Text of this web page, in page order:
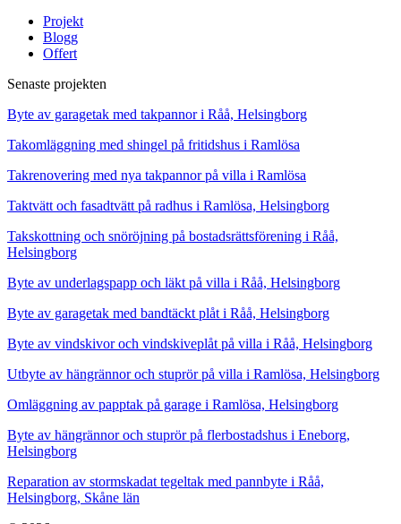
Projekt
Blogg
Offert
Senaste projekten
Byte av garagetak med takpannor i Råå, Helsingborg
Takomläggning med shingel på fritidshus i Ramlösa
Takrenovering med nya takpannor på villa i Ramlösa
Taktvätt och fasadtvätt på radhus i Ramlösa, Helsingborg
Takskottning och snöröjning på bostadsrättsförening i Råå,
Helsingborg
Byte av underlagspapp och läkt på villa i Råå, Helsingborg
Byte av garagetak med bandtäckt plåt i Råå, Helsingborg
Byte av vindskivor och vindskiveplåt på villa i Råå, Helsingborg
Utbyte av hängrännor och stuprör på villa i Ramlösa, Helsingborg
Omläggning av papptak på garage i Ramlösa, Helsingborg
Byte av hängrännor och stuprör på flerbostadshus i Eneborg,
Helsingborg
Reparation av stormskadat tegeltak med pannbyte i Råå,
Helsingborg, Skåne län